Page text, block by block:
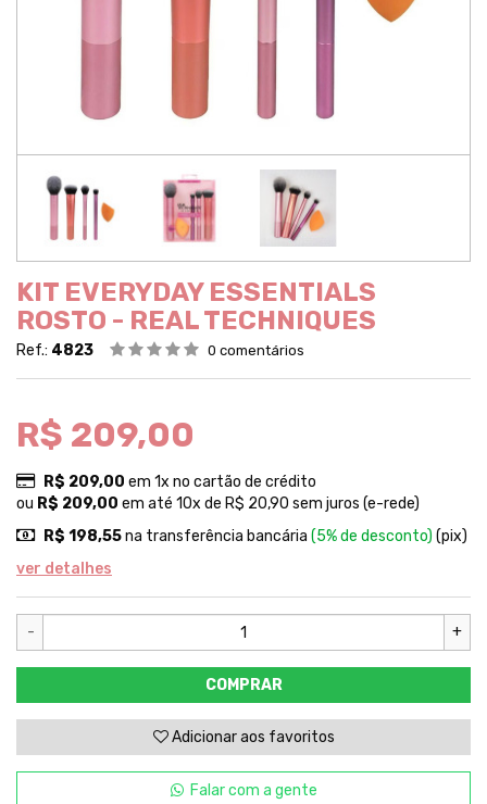
KIT EVERYDAY ESSENTIALS
ROSTO - REAL TECHNIQUES
Ref.: 4823 0 comentários
R$ 209,00
R$ 209,00 em 1x no cartão de crédito
ou R$ 209,00 em até 10x de R$ 20,90 sem juros (e-rede)
R$ 198,55na transferência bancária (5% de desconto) (pix)
ver detalhes
- +
COMPRAR
Adicionar aos favoritos
Falar com a gente